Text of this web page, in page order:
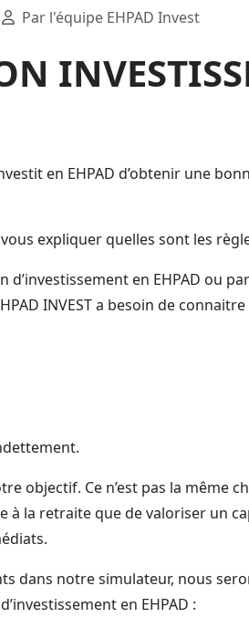
Par l'équipe EHPAD Invest
en EHPAD d’obtenir une
expliquer quelles sont les
d’investissement en EHPAD ou
INVEST a besoin de connaitre
objectif. Ce n’est pas la même
à la retraite que de valoriser un
dans notre simulateur, nous
en EHPAD :